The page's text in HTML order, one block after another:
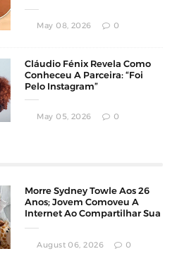
May 08, 2026 0
Cláudio Fénix Revela Como
Conheceu A Parceira: “Foi
Pelo Instagram”
May 05, 2026 0
Morre Sydney Towle Aos 26
Anos; Jovem Comoveu A
Internet Ao Compartilhar Sua
August 06, 2026 0